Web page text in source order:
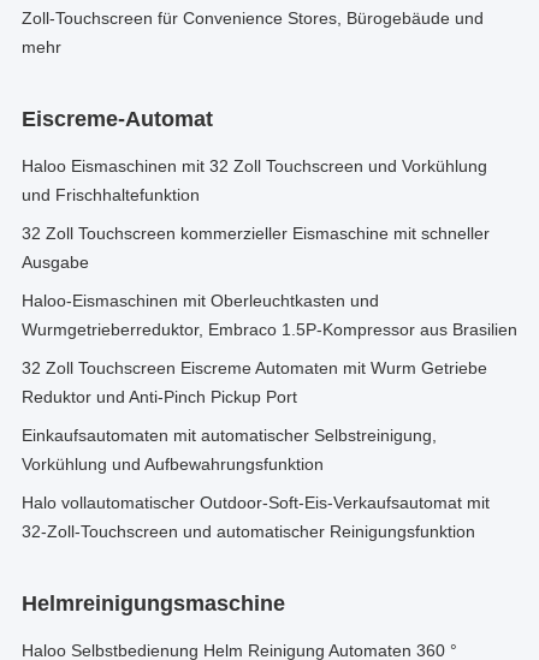
Zoll-Touchscreen für Convenience Stores, Bürogebäude und
mehr
Eiscreme-Automat
Haloo Eismaschinen mit 32 Zoll Touchscreen und Vorkühlung
und Frischhaltefunktion
32 Zoll Touchscreen kommerzieller Eismaschine mit schneller
Ausgabe
Haloo-Eismaschinen mit Oberleuchtkasten und
Wurmgetrieberreduktor, Embraco 1.5P-Kompressor aus Brasilien
32 Zoll Touchscreen Eiscreme Automaten mit Wurm Getriebe
Reduktor und Anti-Pinch Pickup Port
Einkaufsautomaten mit automatischer Selbstreinigung,
Vorkühlung und Aufbewahrungsfunktion
Halo vollautomatischer Outdoor-Soft-Eis-Verkaufsautomat mit
32-Zoll-Touchscreen und automatischer Reinigungsfunktion
Helmreinigungsmaschine
Haloo Selbstbedienung Helm Reinigung Automaten 360 °